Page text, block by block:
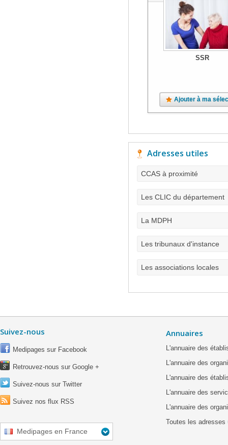
SSR
Ajouter à ma
Adresses utiles
CCAS à proximité
Les CLIC du département
La MDPH
Les tribunaux d'instance
Les associations locales
Suivez-nous
Medipages sur Facebook
Retrouvez-nous sur Google +
Suivez-nous sur Twitter
Suivez nos flux RSS
Medipages en France
Annuaires
L'annuaire des
L'annuaire des
L'annuaire des
L'annuaire des
L'annuaire des
Toutes les adresses